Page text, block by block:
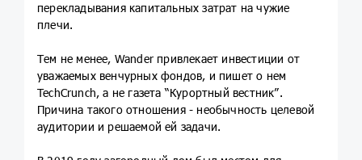
перекладывания капитальных затрат на чужие
плечи.
Тем не менее, Wander привлекает инвестиции от
уважаемых венчурных фондов, и пишет о нем
TechCrunch, а не газета “Курортный вестник”.
Причина такого отношения - необычность целевой
аудитории и решаемой ей задачи.